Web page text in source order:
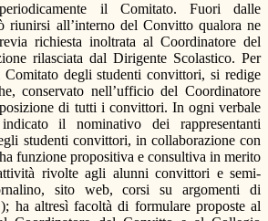
il Comitato. Fuori dalle
riunirsi all’interno del Convitto qualora ne
richiesta inoltrata al Coordinatore del
rilasciata dal Dirigente Scolastico. Per
degli studenti convittori, si redige
conservato nell’ufficio del Coordinatore
di tutti i convittori. In ogni verbale
il nominativo dei rappresentanti
studenti convittori, in collaborazione con
funzione propositiva e consultiva in merito
rivolte agli alunni convittori e semi-
sito web, corsi su argomenti di
ha altresì facoltà di formulare proposte al